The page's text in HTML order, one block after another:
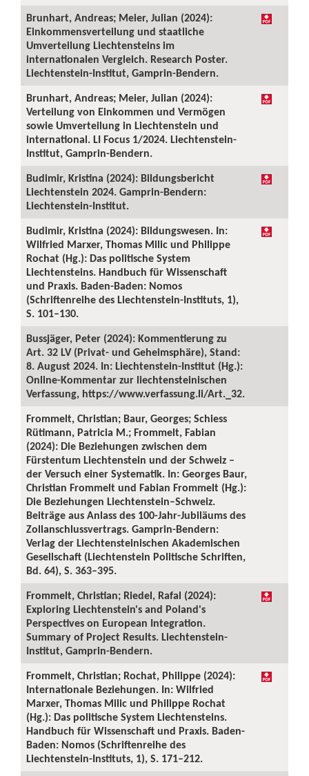
Brunhart, Andreas; Meier, Julian (2024):
Einkommensverteilung und staatliche
Umverteilung Liechtensteins im
internationalen Vergleich. Research Poster.
Liechtenstein-Institut, Gamprin-Bendern.
Brunhart, Andreas; Meier, Julian (2024):
Verteilung von Einkommen und Vermögen
sowie Umverteilung in Liechtenstein und
international. LI Focus 1/2024. Liechtenstein-
Institut, Gamprin-Bendern.
Budimir, Kristina (2024): Bildungsbericht
Liechtenstein 2024. Gamprin-Bendern:
Liechtenstein-Institut.
Budimir, Kristina (2024): Bildungswesen. In:
Wilfried Marxer, Thomas Milic und Philippe
Rochat (Hg.): Das politische System
Liechtensteins. Handbuch für Wissenschaft
und Praxis. Baden-Baden: Nomos
(Schriftenreihe des Liechtenstein-Instituts, 1),
S. 101–130.
Bussjäger, Peter (2024): Kommentierung zu
Art. 32 LV (Privat- und Geheimsphäre), Stand:
8. August 2024. In: Liechtenstein-Institut (Hg.):
Online-Kommentar zur liechtensteinischen
Verfassung, https://www.verfassung.li/Art._32.
Frommelt, Christian; Baur, Georges; Schiess
Rütimann, Patricia M.; Frommelt, Fabian
(2024): Die Beziehungen zwischen dem
Fürstentum Liechtenstein und der Schweiz –
der Versuch einer Systematik. In: Georges Baur,
Christian Frommelt und Fabian Frommelt (Hg.):
Die Beziehungen Liechtenstein–Schweiz.
Beiträge aus Anlass des 100-Jahr-Jubiläums des
Zollanschlussvertrags. Gamprin-Bendern:
Verlag der Liechtensteinischen Akademischen
Gesellschaft (Liechtenstein Politische Schriften,
Bd. 64), S. 363–395.
Frommelt, Christian; Riedel, Rafal (2024):
Exploring Liechtenstein's and Poland's
Perspectives on European Integration.
Summary of Project Results. Liechtenstein-
Institut, Gamprin-Bendern.
Frommelt, Christian; Rochat, Philippe (2024):
Internationale Beziehungen. In: Wilfried
Marxer, Thomas Milic und Philippe Rochat
(Hg.): Das politische System Liechtensteins.
Handbuch für Wissenschaft und Praxis. Baden-
Baden: Nomos (Schriftenreihe des
Liechtenstein-Instituts, 1), S. 171–212.